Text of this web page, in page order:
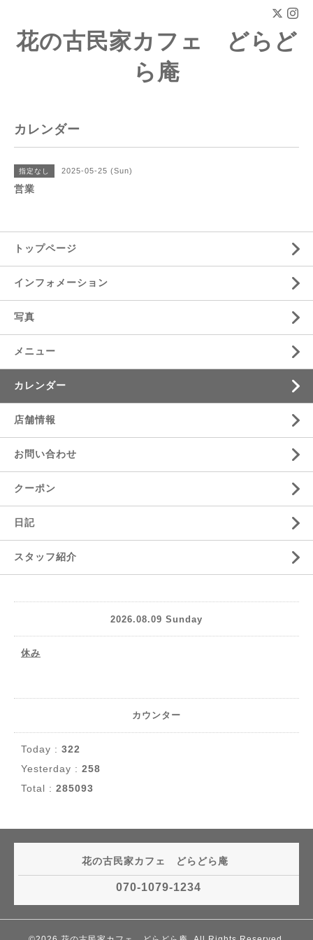
花の古民家カフェ どらど
ら庵
カレンダー
指定なし 2025-05-25 (Sun)
営業
トップページ
インフォメーション
写真
メニュー
カレンダー
店舗情報
お問い合わせ
クーポン
日記
スタッフ紹介
2026.08.09 Sunday
休み
カウンター
Today : 322
Yesterday : 258
Total : 285093
花の古民家カフェ どらどら庵
070-1079-1234